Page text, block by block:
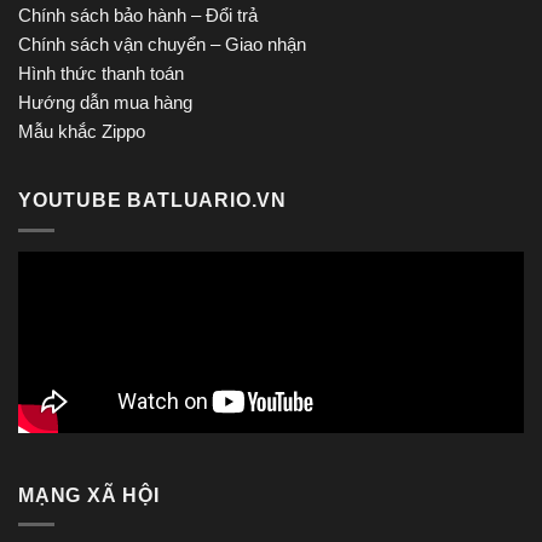
Chính sách bảo hành – Đổi trả
Chính sách vận chuyển – Giao nhận
Hình thức thanh toán
Hướng dẫn mua hàng
Mẫu khắc Zippo
YOUTUBE BATLUARIO.VN
MẠNG XÃ HỘI